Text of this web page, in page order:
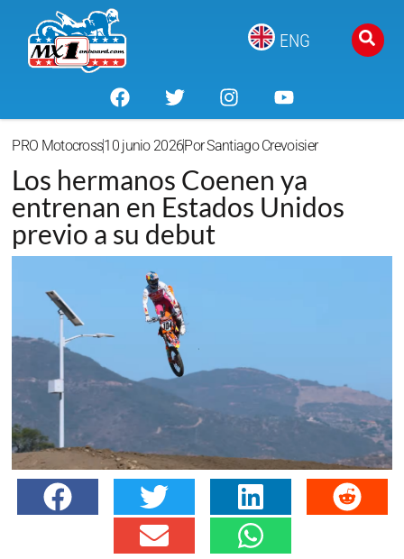
ENG
PRO Motocross10 junio 2026PorSantiago Crevoisier
Los hermanos Coenen ya
entrenan en Estados Unidos
previo a su debut